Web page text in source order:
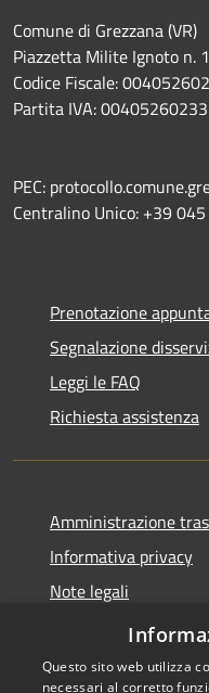
Comune di Grezzana (VR)
Piazzetta Milite Ignoto n.
Codice Fiscale:
Partita IVA: 00405260233
PEC:
Centralino Unico: +39
Prenotazione
Segnalazione
Leggi le FAQ
Richiesta assistenza
Amministrazione
Informativa privacy
Note legali
Dichiarazione di
Questo sito web utilizza
necessari al corretto